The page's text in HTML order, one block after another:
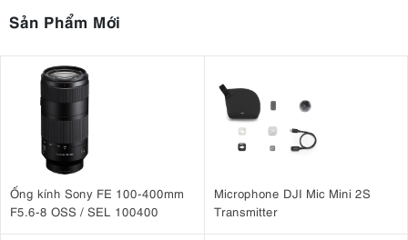
Sản Phẩm Mới
Ống kính Sony FE 100-400mm
F5.6-8 OSS / SEL 100400
Microphone DJI Mic Mini 2S
Transmitter